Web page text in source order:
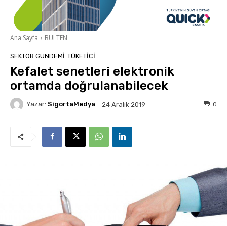
Ana Sayfa BÜLTEN
SEKTÖR GÜNDEMİ TÜKETICI
Kefalet senetleri elektronik
ortamda doğrulanabilecek
Yazar: SigortaMedya 24 Aralık 2019 0